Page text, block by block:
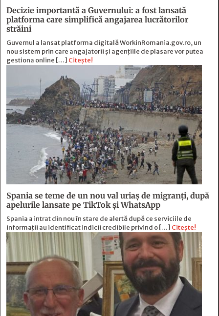
Decizie importantă a Guvernului: a fost lansată
platforma care simplifică angajarea lucrătorilor
străini
Guvernul a lansat platforma digitală WorkinRomania.gov.ro, un
nou sistem prin care angajatorii și agențiile de plasare vor putea
gestiona online […] Citește!
Spania se teme de un nou val uriaș de migranți, după
apelurile lansate pe TikTok și WhatsApp
Spania a intrat din nou în stare de alertă după ce serviciile de
informații au identificat indicii credibile privind o […] Citește!